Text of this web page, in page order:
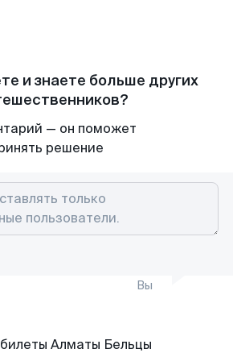
и знаете больше других
— он поможет
решение
Вы